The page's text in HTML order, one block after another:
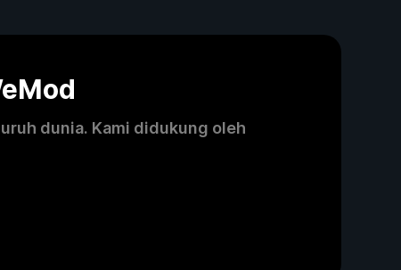
dunia. Kami didukung oleh